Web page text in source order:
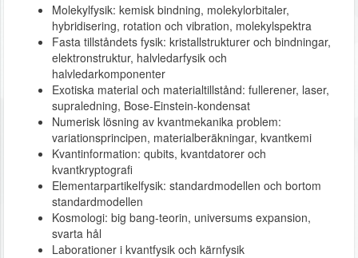
Molekylfysik: kemisk bindning, molekylorbitaler,
hybridisering, rotation och vibration, molekylspektra
Fasta tillståndets fysik: kristallstrukturer och bindningar,
elektronstruktur, halvledarfysik och
halvledarkomponenter
Exotiska material och materialtillstånd: fullerener, laser,
supraledning, Bose-Einstein-kondensat
Numerisk lösning av kvantmekanika problem:
variationsprincipen, materialberäkningar, kvantkemi
Kvantinformation: qubits, kvantdatorer och
kvantkryptografi
Elementarpartikelfysik: standardmodellen och bortom
standardmodellen
Kosmologi: big bang-teorin, universums expansion,
svarta hål
Laborationer i kvantfysik och kärnfysik